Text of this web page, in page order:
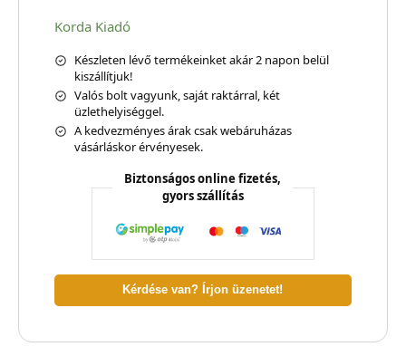
Korda Kiadó
Készleten lévő termékeinket akár 2 napon belül
kiszállítjuk!
Valós bolt vagyunk, saját raktárral, két
üzlethelyiséggel.
A kedvezményes árak csak webáruházas
vásárláskor érvényesek.
Biztonságos online fizetés,
gyors szállítás
Kérdése van? Írjon üzenetet!